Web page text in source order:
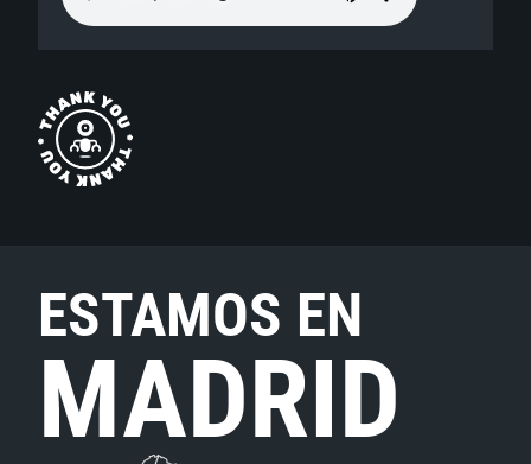
ESTAMOS EN
MADRID